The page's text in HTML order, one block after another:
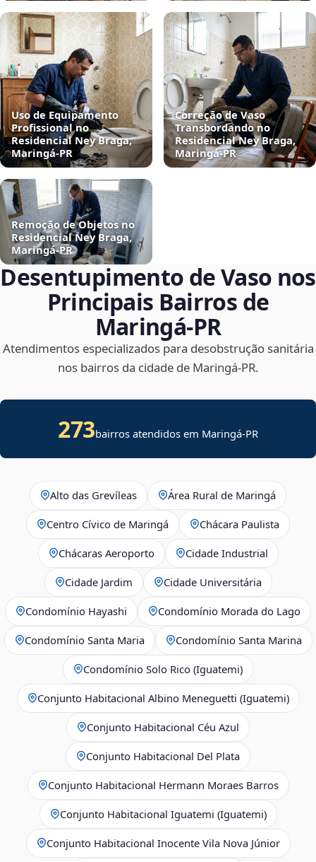
Uso de Equipamento
Profissional no
Residencial Ney Braga,
Maringá‑PR
Correção de Vaso
Transbordando no
Residencial Ney Braga,
Maringá‑PR
Remoção de Objetos no
Residencial Ney Braga,
Maringá‑PR
Desentupimento de Vaso nos
Principais Bairros de
Maringá‑PR
Atendimentos especializados para desobstrução sanitária
nos bairros da cidade de Maringá‑PR.
273bairros atendidos em Maringá-PR
Alto das Grevíleas Área Rural de Maringá
Centro Cívico de Maringá Chácara Paulista
Chácaras Aeroporto Cidade Industrial
Cidade Jardim Cidade Universitária
Condomínio Hayashi Condomínio Morada do Lago
Condomínio Santa Maria Condomínio Santa Marina
Condomínio Solo Rico (Iguatemi)
Conjunto Habitacional Albino Meneguetti (Iguatemi)
Conjunto Habitacional Céu Azul
Conjunto Habitacional Del Plata
Conjunto Habitacional Hermann Moraes Barros
Conjunto Habitacional Iguatemi (Iguatemi)
Conjunto Habitacional Inocente Vila Nova Júnior